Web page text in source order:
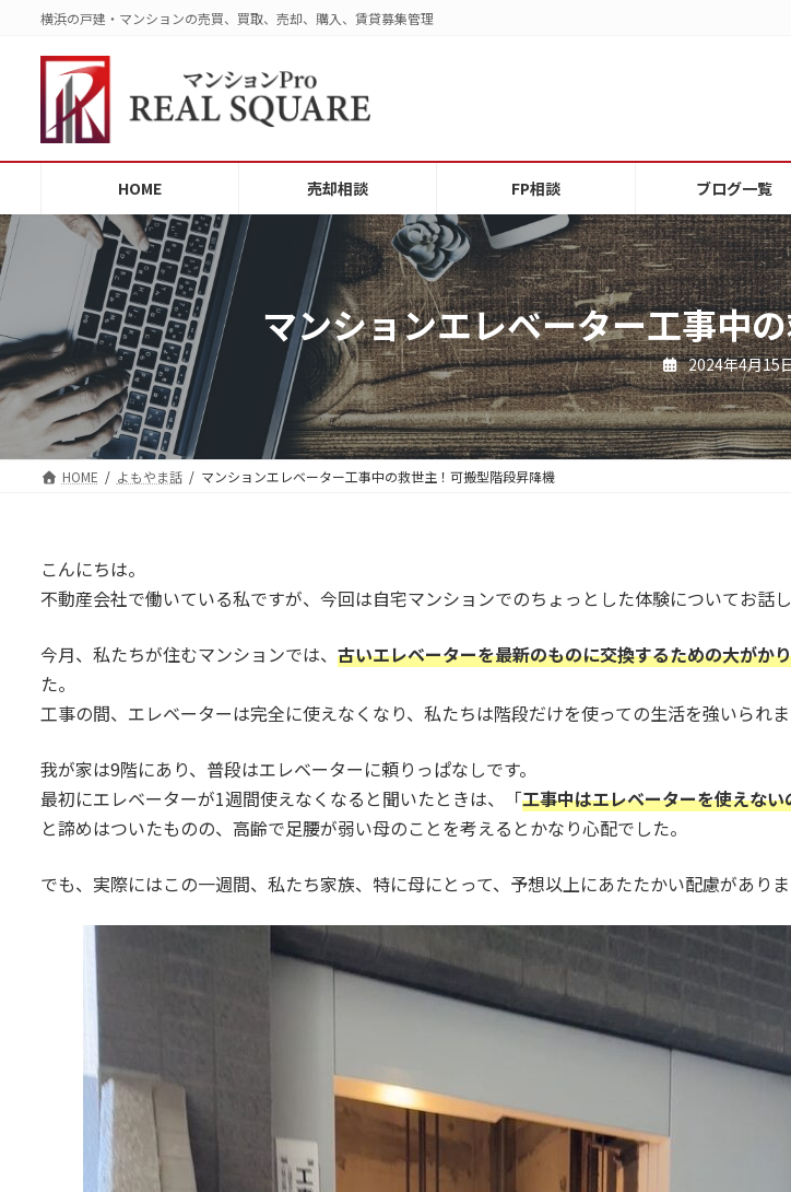
ス
ッ
プ
ン
移
動
横浜の戸建・マンションの売買、買取、売却、購入、賃貸募集管理
HOME 売却相談 FP相談 ブログ一覧
マンションエレベーター工事中
2024年4月15
HOME よもやま話 マンションエレベーター工事中の救世主！可搬型階段昇降機
こんにちは。
不動産会社で働いている私ですが、今回は自宅マンションでのちょっとした体験についてお話し
今月、私たちが住むマンションでは、 古いエレベーターを最新のものに交換するための大がか
た。
工事の間、エレベーターは完全に使えなくなり、私たちは階段だけを使っての生活を強いられま
我が家は9階にあり、普段はエレベーターに頼りっぱなしです。
最初にエレベーターが1週間使えなくなると聞いたときは、「工事中はエレベーターを使えな
と諦めはついたものの、高齢で足腰が弱い母のことを考えるとかなり心配でした。
でも、実際にはこの一週間、私たち家族、特に母にとって、予想以上にあたたかい配慮がありま